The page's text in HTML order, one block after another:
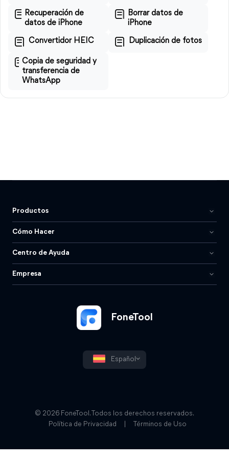
Recuperación de
datos de iPhone
Borrar datos de
iPhone
Convertidor HEIC Duplicación de fotos
Copia de seguridad y
transferencia de
WhatsApp
FoneTool
Español
Productos
Cómo Hacer
Centro de Ayuda
Empresa
© 2026 FoneTool. Todos los derechos reservados.
Política de Privacidad
Términos de Uso